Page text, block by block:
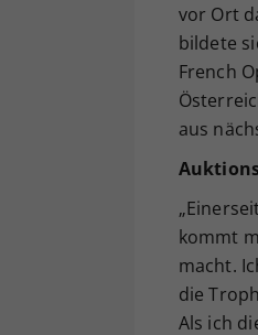
vor Ort
bildete
French
aus
kommt
macht.
die
Als ich